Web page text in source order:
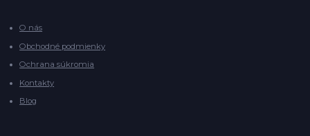
O nás
Obchodné podmienky
Ochrana súkromia
Kontakty
Blog